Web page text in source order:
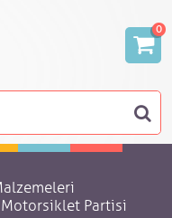
0
Motorsiklet Partisi